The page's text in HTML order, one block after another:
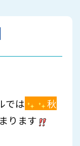
では
秋
ります